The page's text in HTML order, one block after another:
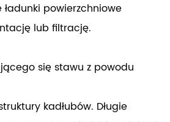
powierzchniowe
lub filtrację.
się stawu z powodu
kadłubów. Długie